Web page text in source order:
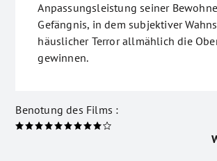
Anpassungsleistung seiner
Gefängnis, in dem subjektiver
häuslicher Terror allmählich die
gewinnen.
Benotung des Films :